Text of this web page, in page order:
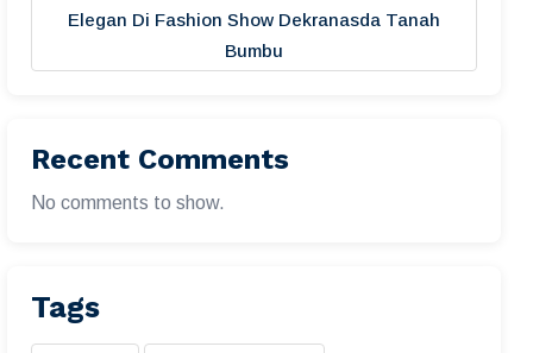
Elegan Di Fashion Show Dekranasda Tanah
Bumbu
Recent Comments
No comments to show.
Tags